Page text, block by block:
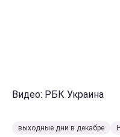
Видео: РБК Украина
выходные дни в декабре